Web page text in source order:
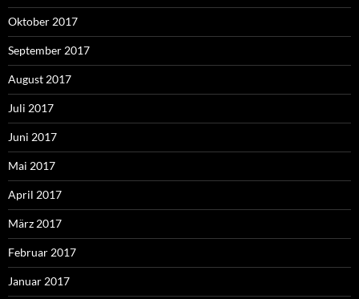
Oktober 2017
September 2017
August 2017
Juli 2017
Juni 2017
Mai 2017
April 2017
März 2017
Februar 2017
Januar 2017